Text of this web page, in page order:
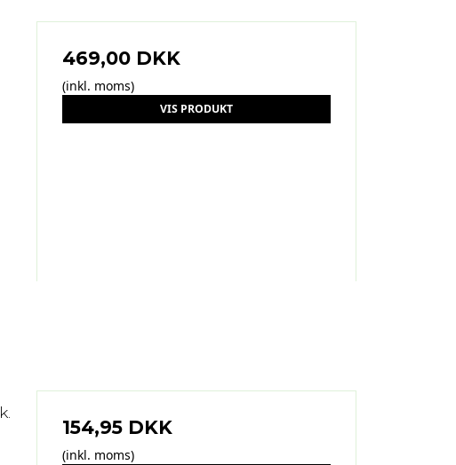
469,00 DKK
(inkl. moms)
VIS PRODUKT
154,95 DKK
(inkl. moms)